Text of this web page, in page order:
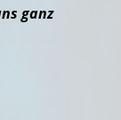
ganz